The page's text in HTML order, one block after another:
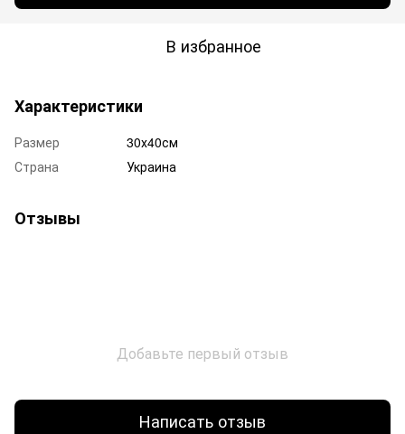
В избранное
Характеристики
Размер
30х40см
Страна
Украина
Отзывы
Добавьте первый отзыв
Написать отзыв